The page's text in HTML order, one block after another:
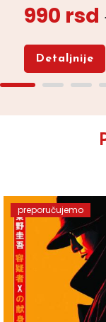
990 rsd
Detaljnije
preporučujemo